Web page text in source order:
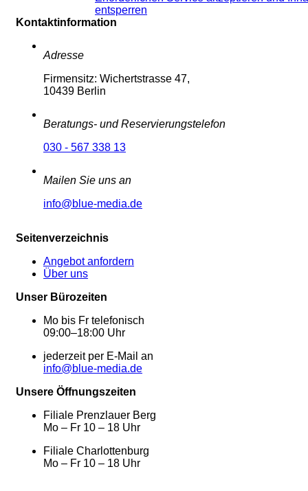
entsperren
Kontaktinformation
Adresse
Firmensitz: Wichertstrasse 47,
10439 Berlin
Beratungs- und Reservierungstelefon
030 - 567 338 13
Mailen Sie uns an
info@blue-media.de
Seitenverzeichnis
Angebot anfordern
Über uns
Unser Bürozeiten
Mo bis Fr telefonisch
09:00–18:00 Uhr
jederzeit per E-Mail an
info@blue-media.de
Unsere Öffnungszeiten
Filiale Prenzlauer Berg
Mo – Fr 10 – 18 Uhr
Filiale Charlottenburg
Mo – Fr 10 – 18 Uhr